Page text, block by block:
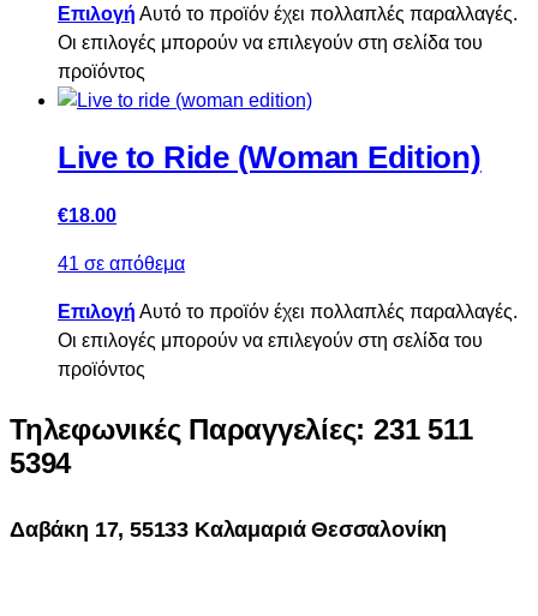
Επιλογή Αυτό το προϊόν έχει πολλαπλές παραλλαγές.
Οι επιλογές μπορούν να επιλεγούν στη σελίδα του
προϊόντος
Live to Ride (Woman Edition)
€18.00
41 σε απόθεμα
Επιλογή Αυτό το προϊόν έχει πολλαπλές παραλλαγές.
Οι επιλογές μπορούν να επιλεγούν στη σελίδα του
προϊόντος
Τηλεφωνικές Παραγγελίες: 231 511
5394
Δαβάκη 17, 55133 Καλαμαριά Θεσσαλονίκη